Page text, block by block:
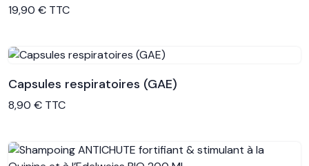
Voir le produit
19,90 € TTC
Voir le produit
Capsules respiratoires (GAE)
8,90 € TTC